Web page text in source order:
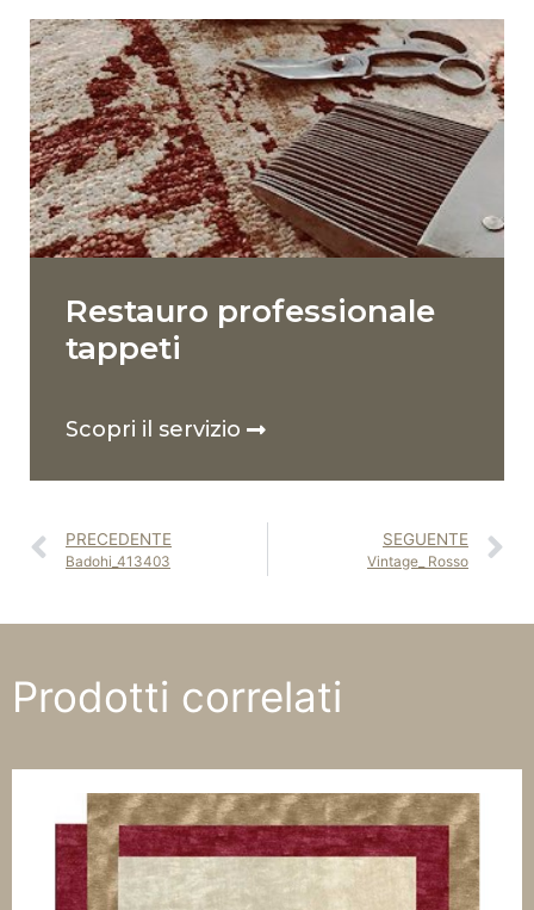
Restauro professionale
tappeti
Scopri il servizio
PRECEDENTE
Badohi_413403
SEGUENTE
Vintage_ Rosso
Prodotti correlati